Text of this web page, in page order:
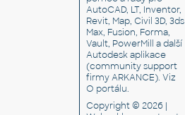
AutoCAD, LT, Inventor,
Revit, Map, Civil 3D, 3ds
Max, Fusion, Forma,
Vault, PowerMill a další
Autodesk aplikace
(community support
firmy ARKANCE). Viz
O portálu.
Copyright © 2026 |